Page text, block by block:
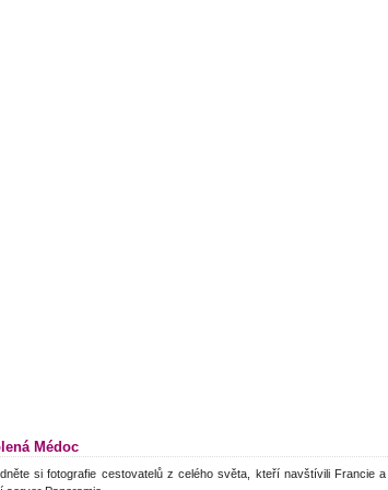
Médoc
si fotografie cestovatelů z celého světa, kteří navštívili Francie